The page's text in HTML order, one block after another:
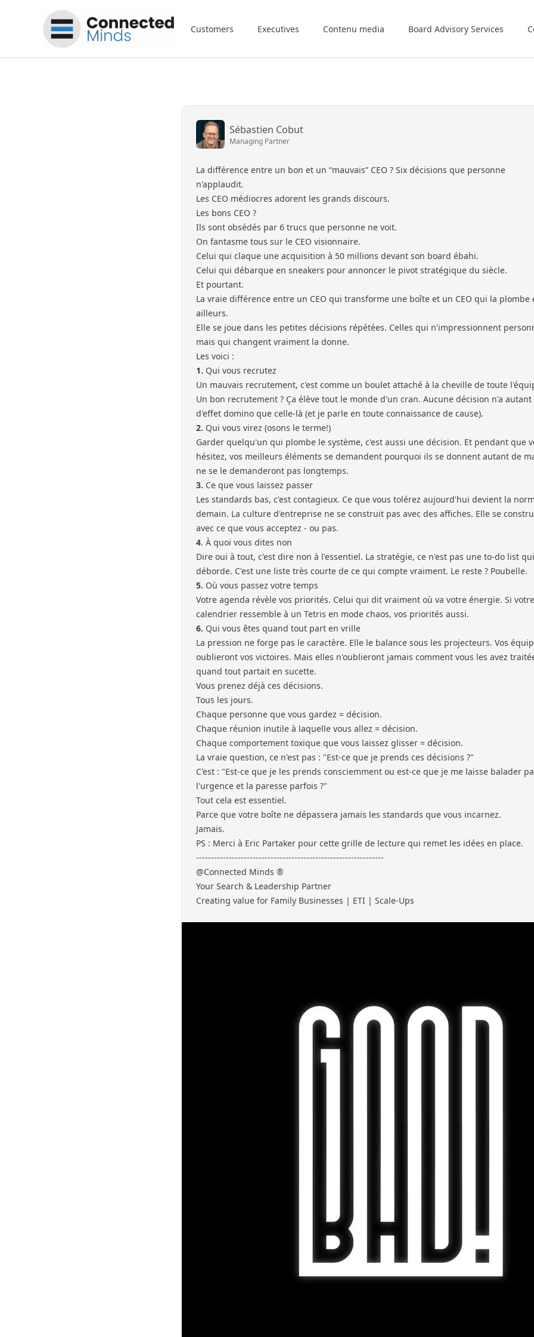
Connected Minds
Customers Executives Contenu media Board Advisory Services
Sébastien Cobut
Managing Partner
La différence entre un bon et un “mauvais” CEO ? Six décisions que personne
n'applaudit.
Les CEO médiocres adorent les grands discours.
Les bons CEO ?
Ils sont obsédés par 6 trucs que personne ne voit.
On fantasme tous sur le CEO visionnaire.
Celui qui claque une acquisition à 50 millions devant son board ébahi.
Celui qui débarque en sneakers pour annoncer le pivot stratégique du siècle.
Et pourtant.
La vraie différence entre un CEO qui transforme une boîte et un CEO qui la plombe
ailleurs.
Elle se joue dans les petites décisions répétées. Celles qui n'impressionnent
mais qui changent vraiment la donne.
Les voici :
1. Qui vous recrutez
Un mauvais recrutement, c'est comme un boulet attaché à la cheville de toute
Un bon recrutement ? Ça élève tout le monde d'un cran. Aucune décision n'a autant
d'effet domino que celle-là (et je parle en toute connaissance de cause).
2. Qui vous virez (osons le terme!)
Garder quelqu'un qui plombe le système, c'est aussi une décision. Et pendant que
hésitez, vos meilleurs éléments se demandent pourquoi ils se donnent autant de
ne se le demanderont pas longtemps.
3. Ce que vous laissez passer
Les standards bas, c'est contagieux. Ce que vous tolérez aujourd'hui devient la
demain. La culture d'entreprise ne se construit pas avec des affiches. Elle se
avec ce que vous acceptez - ou pas.
4. À quoi vous dites non
Dire oui à tout, c'est dire non à l'essentiel. La stratégie, ce n'est pas une to-do list qui
déborde. C'est une liste très courte de ce qui compte vraiment. Le reste ? Poubelle.
5. Où vous passez votre temps
Votre agenda révèle vos priorités. Celui qui dit vraiment où va votre énergie. Si votre
calendrier ressemble à un Tetris en mode chaos, vos priorités aussi.
6. Qui vous êtes quand tout part en vrille
La pression ne forge pas le caractère. Elle le balance sous les projecteurs. Vos
oublieront vos victoires. Mais elles n'oublieront jamais comment vous les avez
quand tout partait en sucette.
Vous prenez déjà ces décisions.
Tous les jours.
Chaque personne que vous gardez = décision.
Chaque réunion inutile à laquelle vous allez = décision.
Chaque comportement toxique que vous laissez glisser = décision.
La vraie question, ce n'est pas : "Est-ce que je prends ces décisions ?"
C'est : "Est-ce que je les prends consciemment ou est-ce que je me laisse balader
l'urgence et la paresse parfois ?"
Tout cela est essentiel.
Parce que votre boîte ne dépassera jamais les standards que vous incarnez.
Jamais.
PS : Merci à Eric Partaker pour cette grille de lecture qui remet les idées en place.
---------------------------------------------------------------
@Connected Minds ®
Your Search & Leadership Partner
Creating value for Family Businesses | ETI | Scale-Ups